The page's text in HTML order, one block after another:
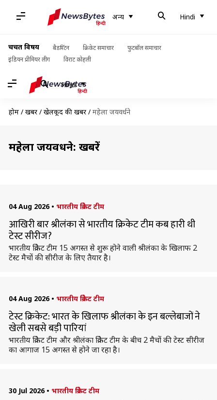
अन्य Hindi
चर्चित विषय बैडमिंटन क्रिकेट समाचार
फुटबॉल समाचार
इंडियन प्रीमियर लीग
विराट कोहली
Hindi
होम / खबरें / खेलकूद की खबरें / महेला जयवर्धने
महेला जयवर्धने: खबरें
04 Aug 2026 • भारतीय क्रिकेट टीम
आखिरी बार श्रीलंका से भारतीय क्रिकेट टीम कब हारी थी
टेस्ट सीरीज?
भारतीय क्रिकेट टीम 15 अगस्त से शुरू होने वाली श्रीलंका के खिलाफ 2
टेस्ट मैचों की सीरीज के लिए तैयार है।
04 Aug 2026 • भारतीय क्रिकेट टीम
टेस्ट क्रिकेट: भारत के खिलाफ श्रीलंका के इन बल्लेबाजों ने
खेली सबसे बड़ी पारियां
भारतीय क्रिकेट टीम और श्रीलंका क्रिकेट टीम के बीच 2 मैचों की टेस्ट सीरीज
का आगाज 15 अगस्त से होने जा रहा है।
30 Jul 2026 • भारतीय क्रिकेट टीम